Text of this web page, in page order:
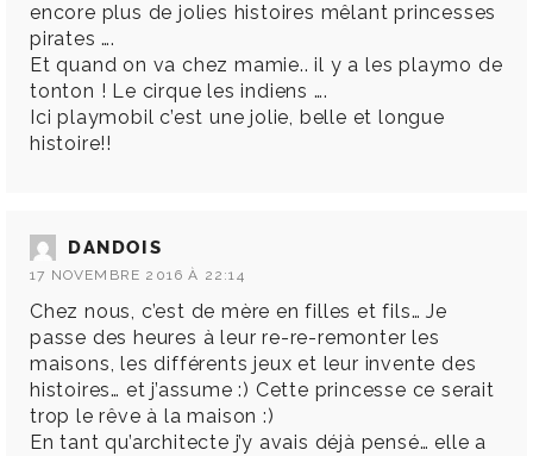
encore plus de jolies histoires mêlant princesses
pirates ….
Et quand on va chez mamie.. il y a les playmo de
tonton ! Le cirque les indiens ….
Ici playmobil c’est une jolie, belle et longue
histoire!!
DANDOIS
17 NOVEMBRE 2016 À 22:14
Chez nous, c’est de mère en filles et fils… Je
passe des heures à leur re-re-remonter les
maisons, les différents jeux et leur invente des
histoires… et j’assume :) Cette princesse ce serait
trop le rêve à la maison :)
En tant qu’architecte j’y avais déjà pensé… elle a